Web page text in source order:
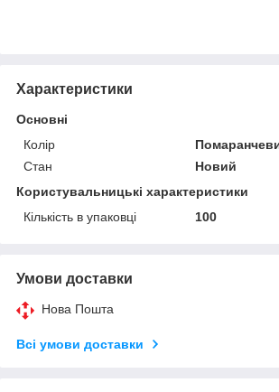
Характеристики
Основні
Колір
Стан
Новий
Користувальницькі характеристики
Кількість в упаковці
100
Умови доставки
Нова Пошта
Всі умови доставки